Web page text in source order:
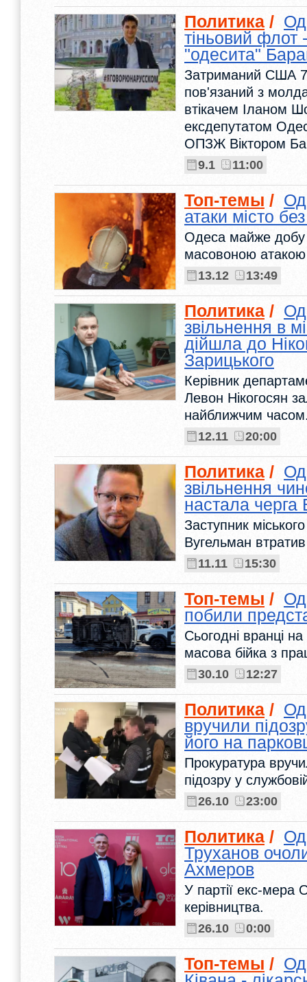
Политика /
тіньовий флот
"одесита"
Затриманий США 7
пов'язаний з
втікачем Іланом
ексдепутатом
ОПЗЖ Віктором
9.1 11:00
Топ-темы /
атаки місто
Одеса майже добу
масовоною атакою
13.12 13:49
Политика /
звільнення в
дійшла до
Зарицького
Керівник
Левон Нікогосян
найближчим
12.11 20:00
Политика /
звільнення
настала черга
Заступник
Вугельман
11.11 15:30
Топ-темы /
побили
Сьогодні вранці
масова бійка з
30.10 12:27
Политика /
вручили
його на
Прокуратура
підозру у
26.10 23:00
Политика /
Труханов
Ахмеров
У партії екс-мера
керівництва.
26.10 0:00
Топ-темы /